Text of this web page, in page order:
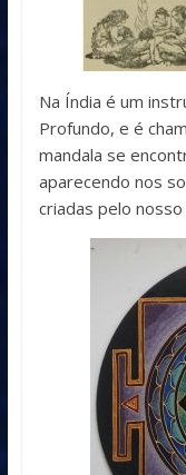
Na Índia é um
Profundo, e é
mandala se
aparecendo nos
criadas pelo